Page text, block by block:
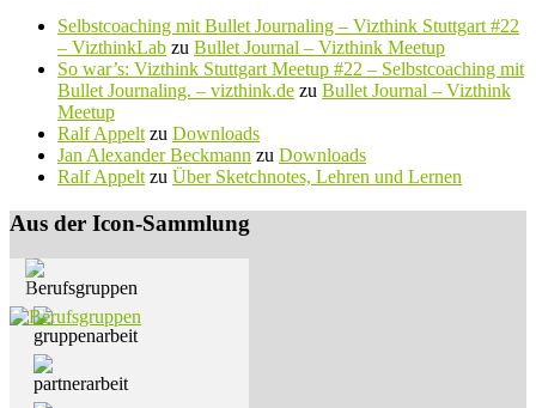
Selbstcoaching mit Bullet Journaling – Vizthink Stuttgart #22
– VizthinkLab zu Bullet Journal – Vizthink Meetup
So war’s: Vizthink Stuttgart Meetup #22 – Selbstcoaching mit
Bullet Journaling. – vizthink.de zu Bullet Journal – Vizthink
Meetup
Ralf Appelt zu Downloads
Jan Alexander Beckmann zu Downloads
Ralf Appelt zu Über Sketchnotes, Lehren und Lernen
Aus der Icon-Sammlung